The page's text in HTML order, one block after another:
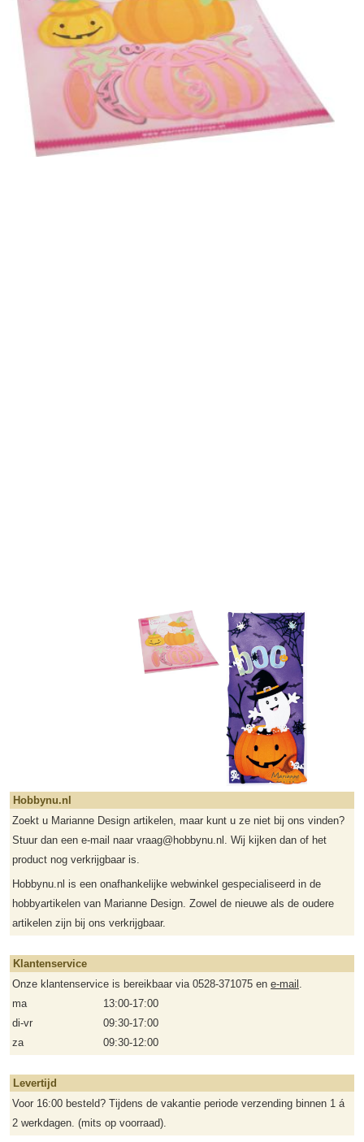
Hobbynu.nl
Zoekt u Marianne Design artikelen, maar kunt u ze niet bij ons vinden?
Stuur dan een e-mail naar vraag@hobbynu.nl. Wij kijken dan of het
product nog verkrijgbaar is.
Hobbynu.nl is een onafhankelijke webwinkel gespecialiseerd in de
hobbyartikelen van Marianne Design. Zowel de nieuwe als de oudere
artikelen zijn bij ons verkrijgbaar.
Klantenservice
Onze klantenservice is bereikbaar via 0528-371075 en e-mail
ma
13:00-17:00
di-vr
09:30-17:00
za
09:30-12:00
Levertijd
Voor 16:00 besteld? Tijdens de vakantie periode verzending binnen 1 á
2 werkdagen. (mits op voorraad).